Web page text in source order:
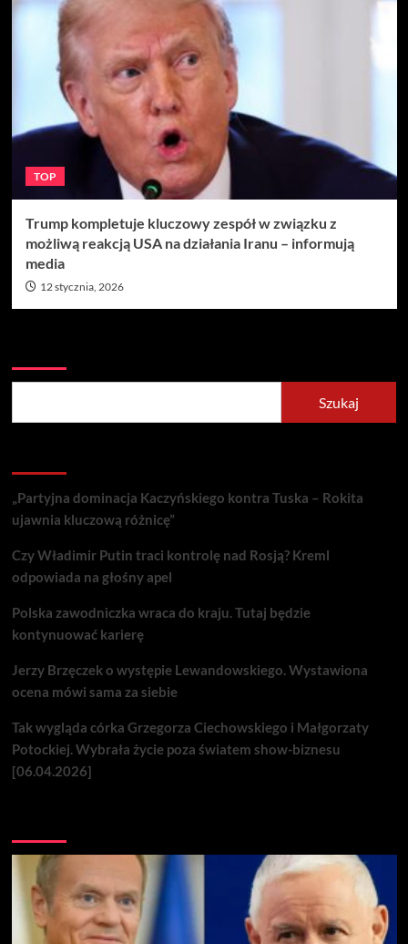
TOP
Trump kompletuje kluczowy zespół w związku z
możliwą reakcją USA na działania Iranu – informują
media
12 stycznia, 2026
Szukaj
„Partyjna dominacja Kaczyńskiego kontra Tuska – Rokita
ujawnia kluczową różnicę”
Czy Władimir Putin traci kontrolę nad Rosją? Kreml
odpowiada na głośny apel
Polska zawodniczka wraca do kraju. Tutaj będzie
kontynuować karierę
Jerzy Brzęczek o występie Lewandowskiego. Wystawiona
ocena mówi sama za siebie
Tak wygląda córka Grzegorza Ciechowskiego i Małgorzaty
Potockiej. Wybrała życie poza światem show-biznesu
[06.04.2026]